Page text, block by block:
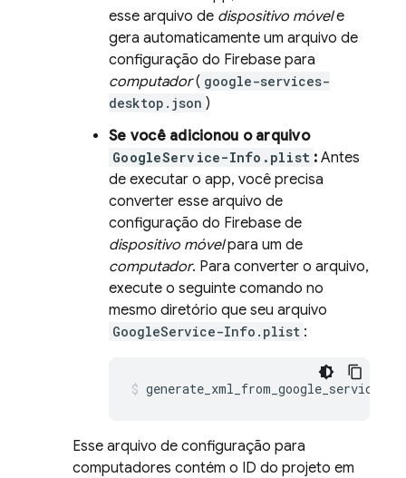
esse arquivo de dispositivo móvele
gera automaticamente um arquivo de
configuração do Firebase para
computador( google-services-
desktop.json )
Se você adicionou o arquivo
GoogleService-Info.plist : Antes
de executar o app, você precisa
converter esse arquivo de
configuração do Firebase de
dispositivo móvelpara um de
computador. Para converter o arquivo,
execute o seguinte comando no
mesmo diretório que seu arquivo
GoogleService-Info.plist :
Esse arquivo de configuração para
computadores contém o ID do projeto em